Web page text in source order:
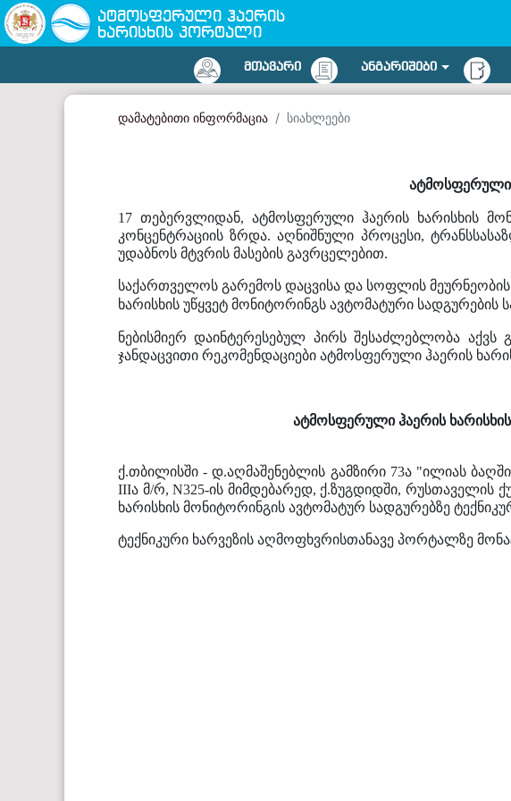
ატმოსფერული ჰაერის
ხარისხის პორტალი
ᲛᲗᲐᲕᲐᲠᲘ ᲐᲜᲒᲐᲠᲘᲨᲔᲑᲘ
დამატებითი ინფორმაცია სიახლეები
ატმოსფერული
17 თებერვლიდან, ატმოსფერული ჰაერის ხარისხის
კონცენტრაციის ზრდა. აღნიშნული პროცესი,
უდაბნოს მტვრის მასების გავრცელებით.
საქართველოს გარემოს დაცვისა და სოფლის
ხარისხის უწყვეტ მონიტორინგს ავტომატური სადგურების
ნებისმიერ დაინტერესებულ პირს შესაძლებლობა აქვს
ჯანდაცვითი რეკომენდაციები ატმოსფერული ჰაერის
ატმოსფერული ჰაერის
ქ.თბილისში - დ.აღმაშენებლის გამზირი 73ა "ილიას
IIIა მ/რ, N325-ის მიმდებარედ, ქ.ზუგდიდში, რუსთაველის
ხარისხის მონიტორინგის ავტომატურ სადგურებზე
ტექნიკური ხარვეზის აღმოფხვრისთანავე პორტალზე